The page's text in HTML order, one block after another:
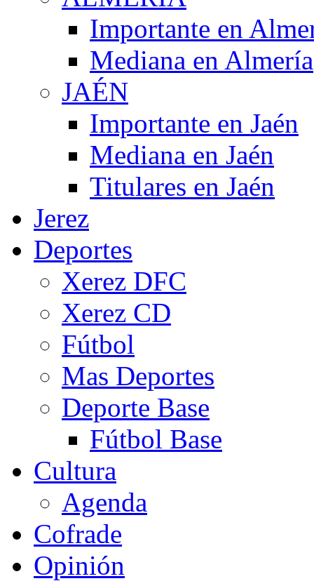
Importante en
Mediana en Almería
JAÉN
Importante en Jaén
Mediana en Jaén
Titulares en Jaén
Jerez
Deportes
Xerez DFC
Xerez CD
Fútbol
Mas Deportes
Deporte Base
Fútbol Base
Cultura
Agenda
Cofrade
Opinión